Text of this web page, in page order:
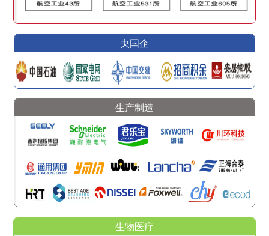
央国企
生产制造
生物医疗